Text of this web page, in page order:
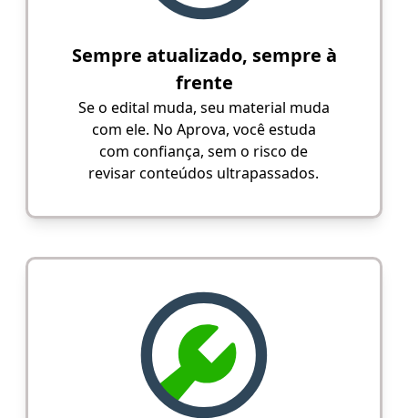
Sempre atualizado, sempre à
frente
Se o edital muda, seu material muda
com ele. No Aprova, você estuda
com confiança, sem o risco de
revisar conteúdos ultrapassados.